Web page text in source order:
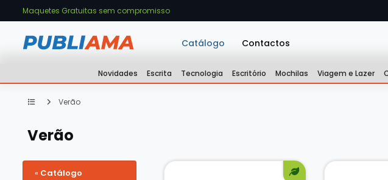
Maquetes Gratuitas sem compromisso
Catálogo Contactos
Novidades Escrita Tecnologia Escritório Mochilas Viagem e Lazer
Verão
Verão
« Catálogo